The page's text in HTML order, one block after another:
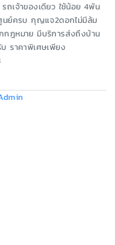
ถเจ้าของเดียว ใช้น้อย 4พัน
นย์ครบ กุญแจ2ดอกไม่มีล้ม
กฎหมาย มีบริการส่งถึงบ้าน
ราคาพิเศษเพียง